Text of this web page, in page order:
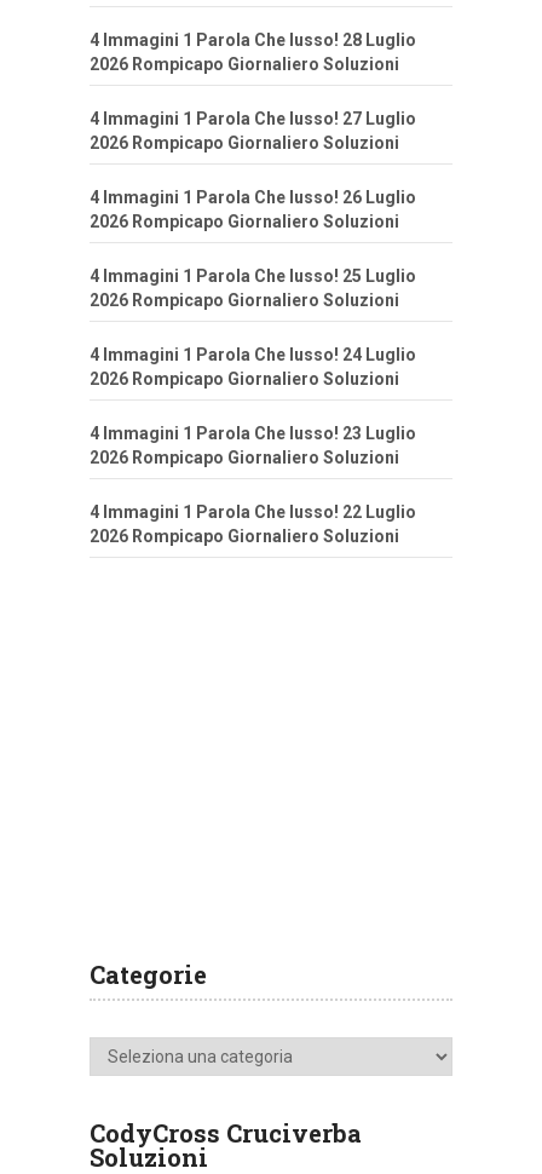
4 Immagini 1 Parola Che lusso! 28 Luglio
2026 Rompicapo Giornaliero Soluzioni
4 Immagini 1 Parola Che lusso! 27 Luglio
2026 Rompicapo Giornaliero Soluzioni
4 Immagini 1 Parola Che lusso! 26 Luglio
2026 Rompicapo Giornaliero Soluzioni
4 Immagini 1 Parola Che lusso! 25 Luglio
2026 Rompicapo Giornaliero Soluzioni
4 Immagini 1 Parola Che lusso! 24 Luglio
2026 Rompicapo Giornaliero Soluzioni
4 Immagini 1 Parola Che lusso! 23 Luglio
2026 Rompicapo Giornaliero Soluzioni
4 Immagini 1 Parola Che lusso! 22 Luglio
2026 Rompicapo Giornaliero Soluzioni
Categorie
Categorie
CodyCross Cruciverba
Soluzioni